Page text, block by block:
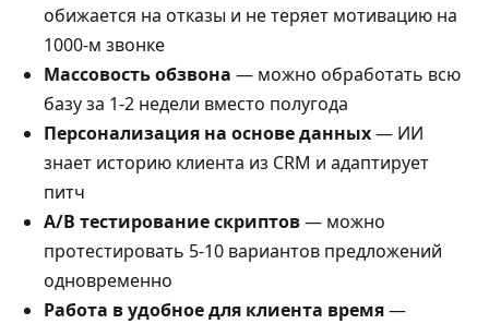
обижается на отказы и не теряет мотивацию на
1000-м звонке
Массовость обзвона — можно обработать всю
базу за 1-2 недели вместо полугода
Персонализация на основе данных— ИИ
знает историю клиента из CRM и адаптирует
питч
A/B тестирование скриптов— можно
протестировать 5-10 вариантов предложений
одновременно
Работа в удобное для клиента время—